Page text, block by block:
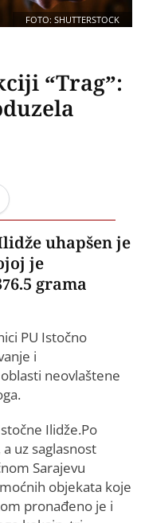
FOTO: SHUTTERSTOCK
“Trag”:
uhapšen je
je
grama
PU Istočno
i
neovlaštene
Ilidže.Po
uz saglasnost
Sarajevu
objekata koje
pronađeno je i